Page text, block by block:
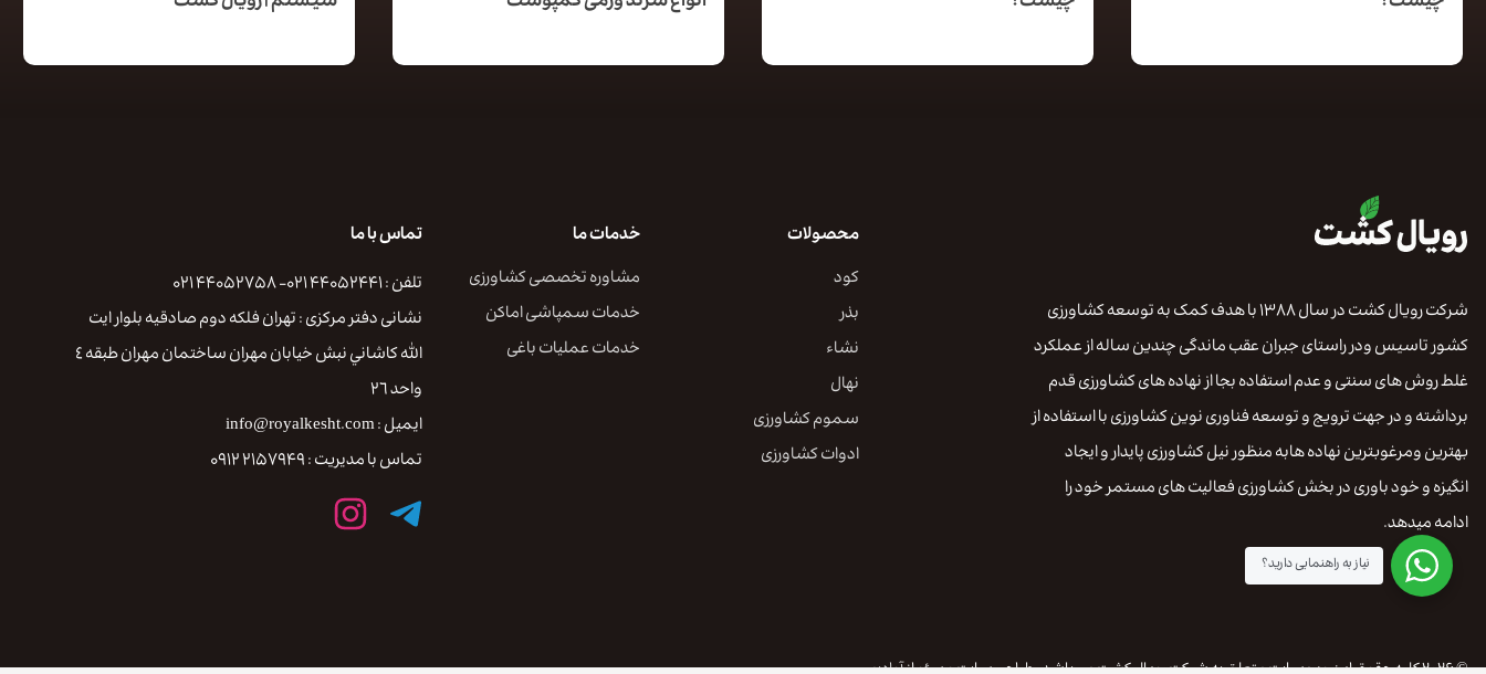
شرکت رویال کشت در سال ۱۳۸۸ با هدف کمک به توسعه کشاورزی
کشور تاسیس ودر راستای جبران عقب ماندگی چندین ساله از عملکرد
غلط روش های سنتی و عدم استفاده بجا از نهاده های کشاورزی قدم
برداشته و در جهت ترویج و توسعه فناوری نوین کشاورزی با استفاده از
بهترین ومرغوبترین نهاده هابه منظور نیل کشاورزی پایدار و ایجاد
انگیزه و خود باوری در بخش کشاورزی فعالیت های مستمر خود را
ادامه میدهد.
محصولات
کود
بذر
نشاء
نهال
سموم کشاورزی
ادوات کشاورزی
خدمات ما
مشاوره تخصصی کشاورزی
خدمات سمپاشی اماکن
خدمات عملیات باغی
تماس با ما
تلفن : ۴۴۰۵۲۴۴۱ ۰۲۱- ۴۴۰۵۲۷۵۸ ۰۲۱
نشانی دفتر مرکزی : تهران فلكه دوم صادقيه بلوار ايت
الله كاشاني نبش خيابان مهران ساختمان مهران طبقه ٤
واحد ٢٦
ایمیل : info@royalkesht.com
تماس با مدیریت : ۲۱۵۷۹۴۹ ۰۹۱۲
نیاز به راهنمایی دارید؟